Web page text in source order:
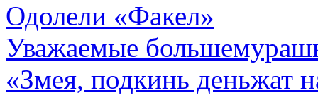
Одолели «Факел»
Уважаемые
«Змея, подкинь деньжат